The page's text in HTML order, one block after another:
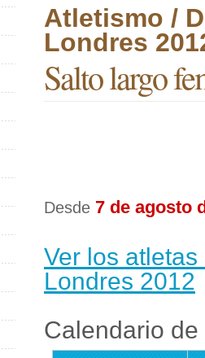
Atletismo /
Londres
Salto largo
Desde 7 de agosto
Ver los
Londres 2012
Calendario